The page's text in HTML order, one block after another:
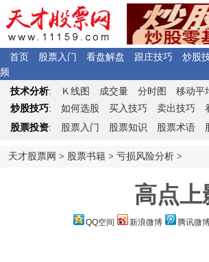
首页 股票入门 看盘解盘 跟庄技巧 炒股
频
技术分析: Ｋ 线图 成交量 分时图 移动平
炒股技巧: 如何选股 买入技巧 卖出技巧
股票投资: 股票入门 股票知识 股票术语
天才股票网 > 股票书籍 > 亏损风险分析 >
高点上
QQ空间 新浪微博 腾讯微